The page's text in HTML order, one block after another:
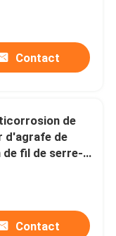
Contact
de
d'agrafe de
fil de serre-
Contact